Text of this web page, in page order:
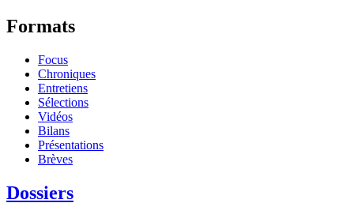
Formats
Focus
Chroniques
Entretiens
Sélections
Vidéos
Bilans
Présentations
Brèves
Dossiers